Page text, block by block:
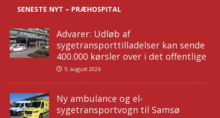
SENESTE NYT – PRÆHOSPITAL
Advarer: Udløb af
sygetransporttilladelser kan sende
400.000 kørsler over i det offentlige
5. august 2026
Ny ambulance og el-
sygetransportvogn til Samsø